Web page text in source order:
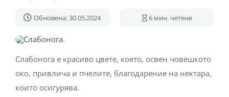
Обновена: 30.05.2024 6 мин. четене
Слабонога е красиво цвете, което, освен човешкото
око, привлича и пчелите, благодарение на нектара,
които осигурява.